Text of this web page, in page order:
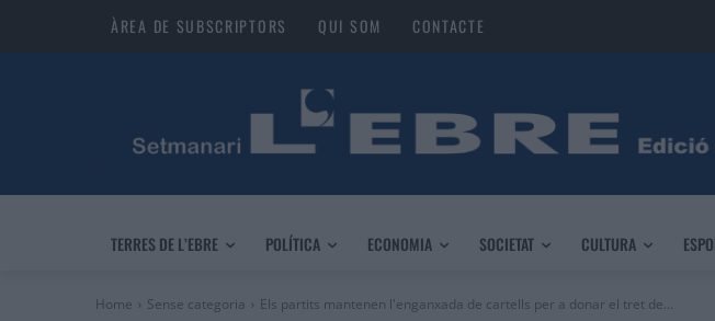
ÀREA DE SUBSCRIPTORS QUI SOM CONTACTE
TERRES DE L’EBRE POLÍTICA ECONOMIA SOCIETAT CULTURA
Home Sense categoria Els partits mantenen l'enganxada de cartells per a donar el tret de...